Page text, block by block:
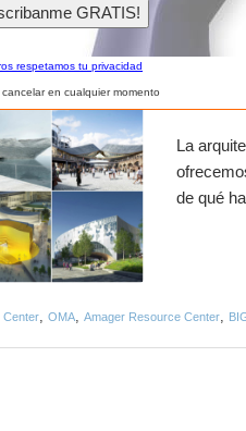
La
de qué
Center, OMA, Amager Resource Center,
respetamos tu privacidad
en cualquier momento